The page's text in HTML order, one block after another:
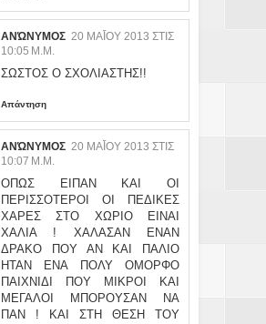
ΑΝΏΝΥΜΟΣ 20 ΜΑΪ́ΟΥ 2013 ΣΤΙΣ 10
:05 Μ.Μ.
ΣΩΣΤΟΣ Ο ΣΧΟΛΙΑΣΤΗΣ!!
Απάντηση
ΑΝΏΝΥΜΟΣ 20 ΜΑΪ́ΟΥ 2013 ΣΤΙΣ 10
:07 Μ.Μ.
ΟΠΩΣ ΕΙΠΑΝ ΚΑΙ ΟΙ
ΠΕΡΙΣΣΟΤΕΡΟΙ ΟΙ ΠΕΔΙΚΕΣ
ΧΑΡΕΣ ΣΤΟ ΧΩΡΙΟ ΕΙΝΑΙ
ΧΑΛΙΑ ! ΧΑΛΑΣΑΝ ΕΝΑΝ
ΔΡΑΚΟ ΠΟΥ ΑΝ ΚΑΙ ΠΑΛΙΟ
ΗΤΑΝ ΕΝΑ ΠΟΛΥ ΟΜΟΡΦΟ
ΠΑΙΧΝΙΔΙ ΠΟΥ ΜΙΚΡΟΙ ΚΑΙ
ΜΕΓΑΛΟΙ ΜΠΟΡΟΥΣΑΝ ΝΑ
ΠΑΝ ! ΚΑΙ ΣΤΗ ΘΕΣΗ ΤΟΥ